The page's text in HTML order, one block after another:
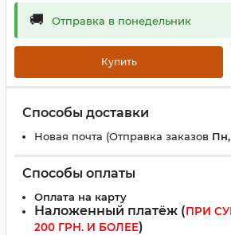
🚚 Отправка в понедельник
Купить
Способы доставки
Новая почта (Отправка заказов Пн,
Способы оплаты
Оплата на карту
Наложенный платёж (ПРИ
200 ГРН. И БОЛЕЕ)